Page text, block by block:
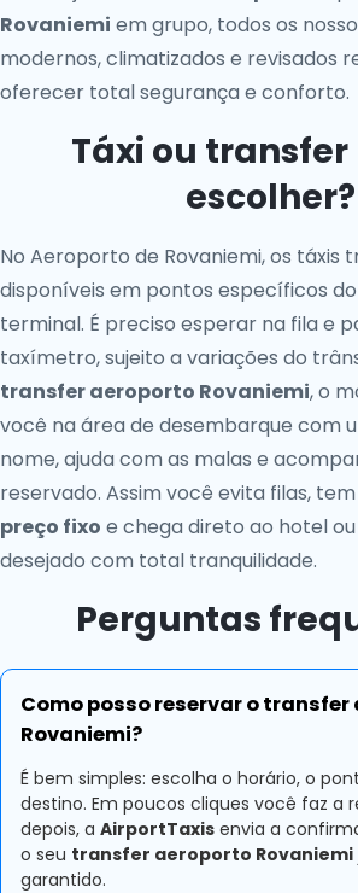
Rovaniemi em grupo, todos os
modernos, climatizados e revisados
oferecer total segurança e conforto.
Táxi ou
escolher?
No Aeroporto de Rovaniemi, os táxis
disponíveis em pontos específicos
terminal. É preciso esperar na fila e
taxímetro, sujeito a variações do
transfer aeroporto Rovaniemi, o
você na área de desembarque com
nome, ajuda com as malas e
reservado. Assim você evita filas,
preço fixo e chega direto ao hotel
desejado com total tranquilidade.
Perguntas
Como posso reservar o
Rovaniemi?
É bem simples: escolha o horário, o
destino. Em poucos cliques você faz a
depois, a AirportTaxis envia a
o seu transfer aeroporto Rovaniemi
garantido.